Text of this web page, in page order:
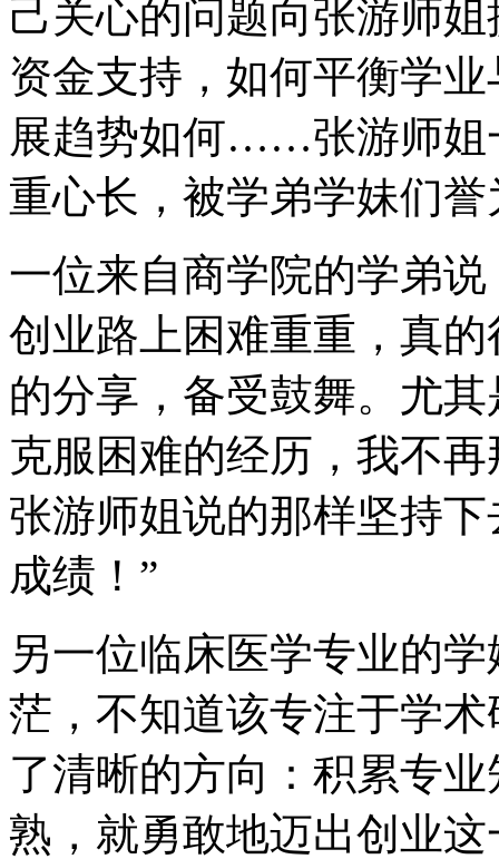
己关心的问题向张游师
资金支持，如何平衡学
展趋势如何……张游师姐
重心长，被学弟学妹们
一位来自商学院的学弟
创业路上困难重重，真
的分享，备受鼓舞。尤
克服困难的经历，我不
张游师姐说的那样坚持
成绩！”
另一位临床医学专业的
茫，不知道该专注于学
了清晰的方向：积累专
熟，就勇敢地迈出创业这